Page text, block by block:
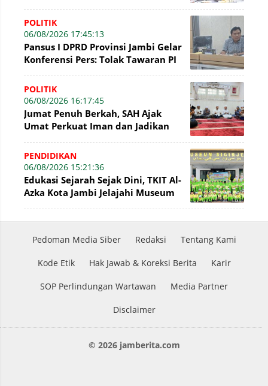
POLITIK
06/08/2026 17:45:13
Pansus I DPRD Provinsi Jambi Gelar
Konferensi Pers: Tolak Tawaran PI
POLITIK
06/08/2026 16:17:45
Jumat Penuh Berkah, SAH Ajak
Umat Perkuat Iman dan Jadikan
Membangun Bangsa
PENDIDIKAN
06/08/2026 15:21:36
Edukasi Sejarah Sejak Dini, TKIT Al-
Azka Kota Jambi Jelajahi Museum
Pedoman Media Siber Redaksi Tentang Kami
Kode Etik Hak Jawab & Koreksi Berita Karir
SOP Perlindungan Wartawan Media Partner
Disclaimer
© 2026 jamberita.com